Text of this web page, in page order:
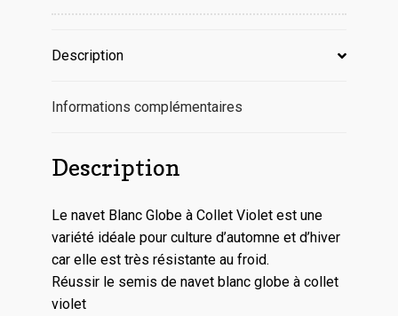
Description
Informations complémentaires
Description
Le navet Blanc Globe à Collet Violet est une
variété idéale pour culture d’automne et d’hiver
car elle est très résistante au froid.
Réussir le semis de navet blanc globe à collet
violet